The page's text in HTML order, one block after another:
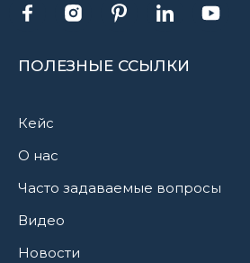
ПОЛЕЗНЫЕ ССЫЛКИ
Кейс
О нас
Часто задаваемые вопросы
Видео
Новости